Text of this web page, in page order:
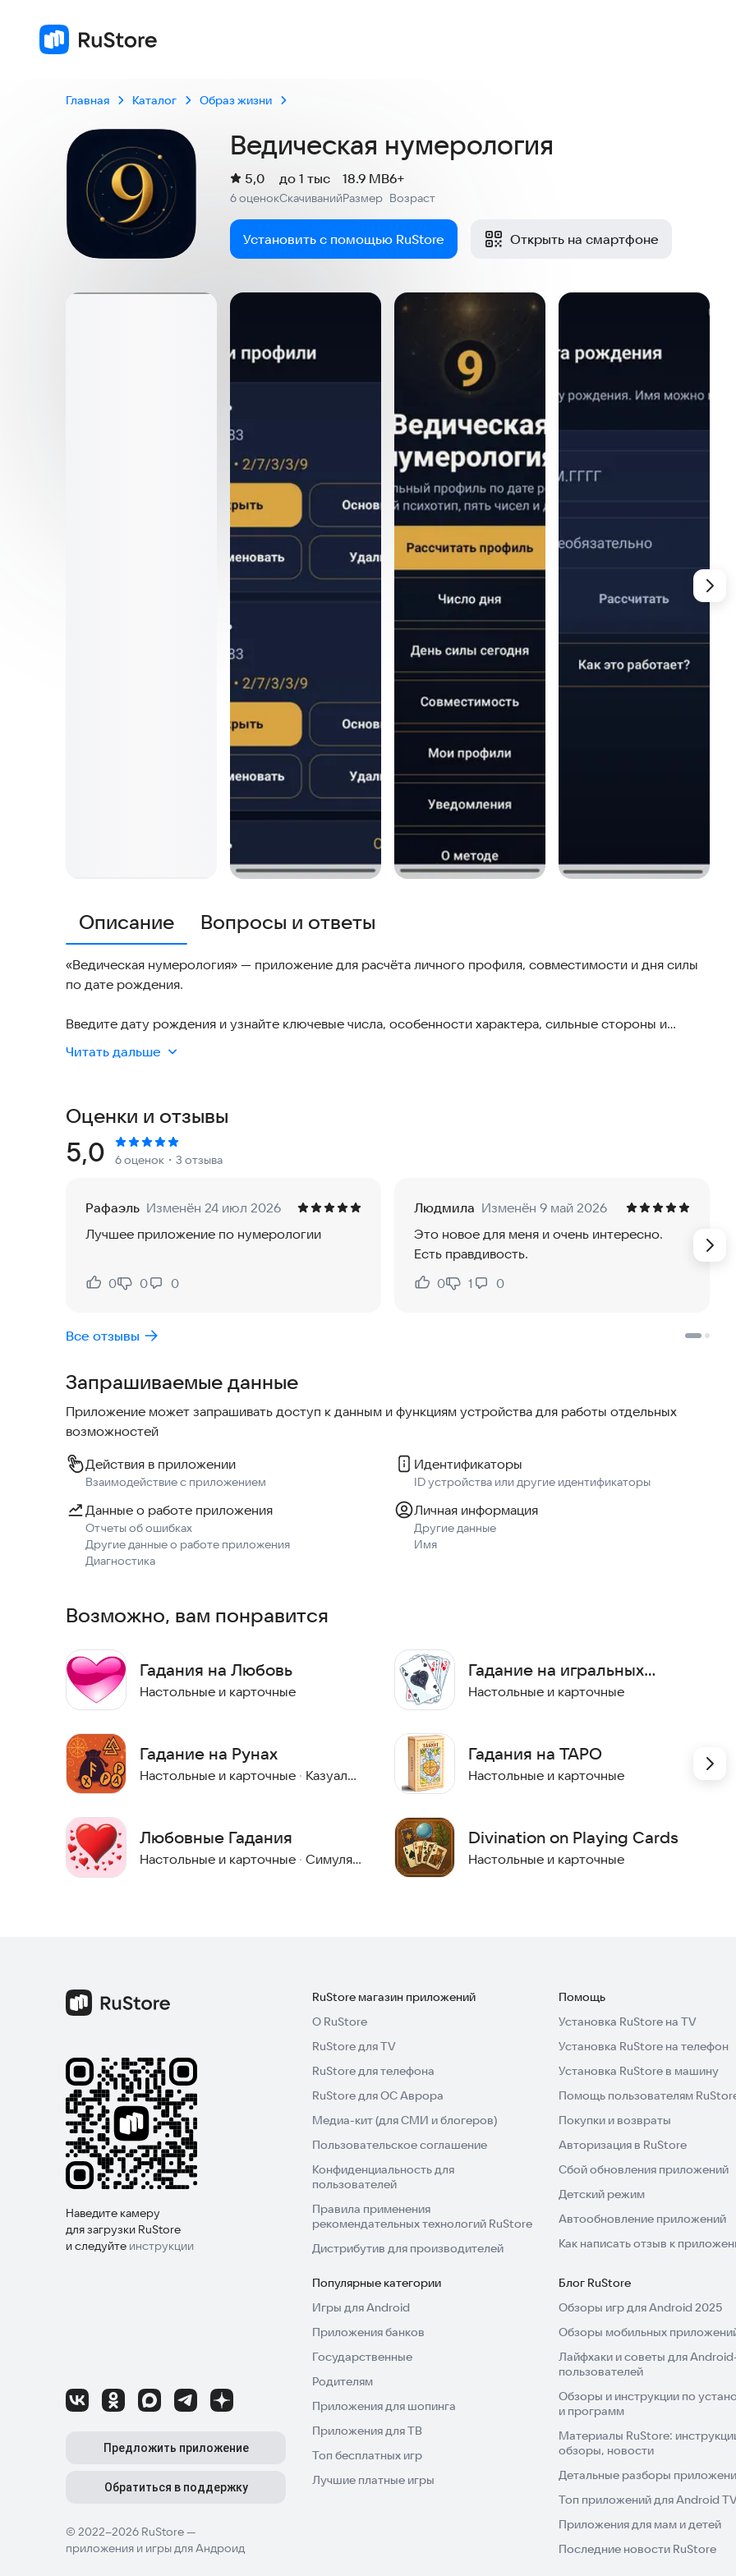
Главная Каталог Образ жизни
Ведическая нумерология
Рейтинг:
5,0
6 оценокСкачиваний
до 1 тыс
Размер
18.9 MB
Возраст
6+
Установить с помощью RuStore Открыть на смартфоне
Скриншоты
Описание Вопросы и ответы
«Ведическая нумерология» — приложение для расчёта личного профиля, совместимости и дня силы
по дате рождения.
Введите дату рождения и узнайте ключевые числа, особенности характера, сильные стороны и
подсказки для самопознания. Рассчитывайте профиль для себя, партнёра, друзей и близких,
сравнивайте результаты и находите интересные совпадения.
работы. Вы можете увидеть краткую подсказку по паре и открыть полный разбор совместимости.
Что доступно в приложении:
— расчёт совместимости по двум датам рождения;
— сохранённые профили;
медицинской, психологической, финансовой или юридической консультацией.
Поддержка: blazargames@ya.ru
Политика конфиденциальности:
Читать дальше
Оценки и отзывы
Рейтинг:
5,0 6 оценок ・3 отзыва
Рафаэль Изменён 24 июл 2026
Лучшее приложение по нумерологии
Нравится:
0
Не нравится:
0 0
Людмила Изменён 9 май 2026
Это новое для меня и очень интересно.
Есть правдивость.
Нравится:
0
Не нравится:
1 0
Все отзывы
Запрашиваемые данные
Приложение может запрашивать доступ к данным и функциям устройства для работы отдельных
возможностей
Действия в приложении
Взаимодействие с приложением
Идентификаторы
ID устройства или другие идентификаторы
Данные о работе приложения
Отчеты об ошибках
Другие данные о работе приложения
Диагностика
Личная информация
Другие данные
Имя
Возможно, вам понравится
Гадания на Любовь
Настольные и карточные
Гадание на Рунах
Настольные и карточные · Казуальные
Любовные Гадания
Настольные и карточные · Симуляторы
Гадание на игральных
картах
Настольные и карточные
Гадания на ТАРО
Настольные и карточные
Divination on Playing Cards
Настольные и карточные
Наведите камеру
для загрузки RuStore
и следуйте инструкции
© 2022–2026 RuStore —
приложения и игры для Андроид
Предложить приложение
Обратиться в поддержку
RuStore магазин приложений
О RuStore
RuStore для TV
RuStore для телефона
RuStore для ОС Аврора
Медиа-кит (для СМИ и блогеров)
Пользовательское соглашение
Конфиденциальность для
пользователей
Правила применения
рекомендательных технологий RuStore
Дистрибутив для производителей
Помощь
Установка RuStore на TV
Установка RuStore на телефон
Установка RuStore в машину
Помощь пользователям
Покупки и возвраты
Авторизация в RuStore
Сбой обновления приложений
Детский режим
Автообновление приложений
Как написать отзыв к
Популярные категории
Игры для Android
Приложения банков
Государственные
Родителям
Приложения для шопинга
Приложения для ТВ
Топ бесплатных игр
Лучшие платные игры
Блог RuStore
Обзоры игр для Android 2025
Обзоры мобильных
Лайфхаки и советы для
пользователей
Обзоры и инструкции по
и программ
Материалы RuStore:
обзоры, новости
Детальные разборы
Топ приложений для Android
Приложения для мам и детей
Последние новости RuStore